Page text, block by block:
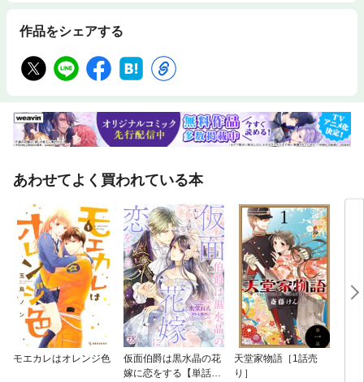
透視できる!?／パチンコ玉スルー／誰でも回せる「皿まわしの術」／風船
作品をシェアする
あわせてよく買われている本
モエカレはオレンジ色
仮面伯爵は黒水晶の花
嫁に恋をする【単話
天堂家物語［1話売
り］